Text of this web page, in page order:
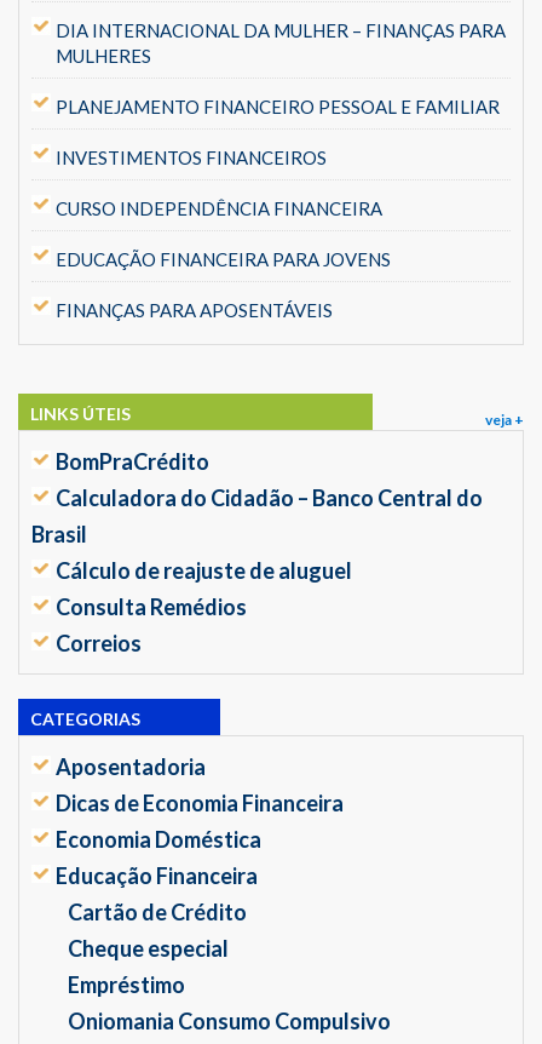
DIA INTERNACIONAL DA MULHER – FINANÇAS PARA
MULHERES
PLANEJAMENTO FINANCEIRO PESSOAL E FAMILIAR
INVESTIMENTOS FINANCEIROS
CURSO INDEPENDÊNCIA FINANCEIRA
EDUCAÇÃO FINANCEIRA PARA JOVENS
FINANÇAS PARA APOSENTÁVEIS
veja +
LINKS ÚTEIS
BomPraCrédito
Calculadora do Cidadão – Banco Central do
Brasil
Cálculo de reajuste de aluguel
Consulta Remédios
Correios
CATEGORIAS
Aposentadoria
Dicas de Economia Financeira
Economia Doméstica
Educação Financeira
Cartão de Crédito
Cheque especial
Empréstimo
Oniomania Consumo Compulsivo